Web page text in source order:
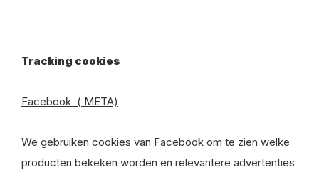
Tracking cookies
Facebook ( META)
We gebruiken cookies van Facebook om te zien welke
producten bekeken worden en relevantere advertenties